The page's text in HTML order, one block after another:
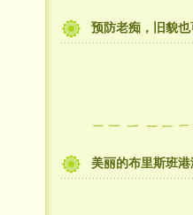
预防老痴，旧貌
美丽的布里斯班